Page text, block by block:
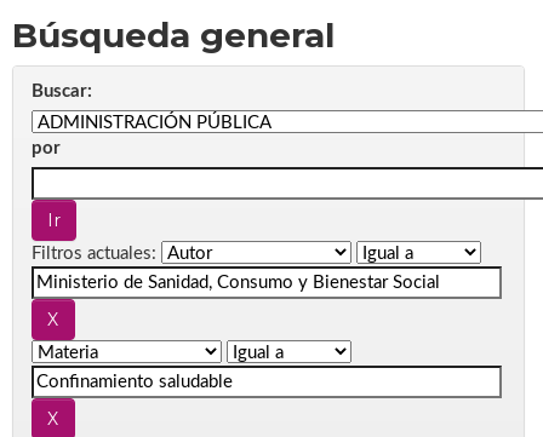
Búsqueda general
Buscar:
por
Filtros actuales: